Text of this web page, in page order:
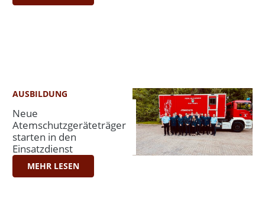
AUSBILDUNG
Neue
Atemschutzgeräteträger
starten in den
Einsatzdienst
MEHR LESEN